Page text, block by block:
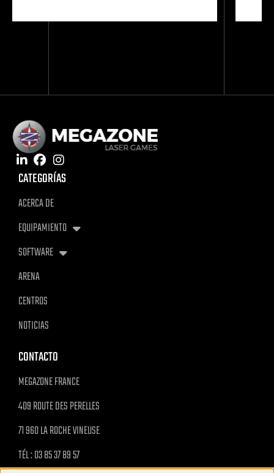
CATEGORÍAS
ACERCA DE
EQUIPAMIENTO
SOFTWARE
ARENA
CENTROS
NOTICIAS
CONTACTO
MEGAZONE FRANCE
409 ROUTE DES PERELLES
71 960 LA ROCHE VINEUSE
TÉL : 03 85 37 89 57